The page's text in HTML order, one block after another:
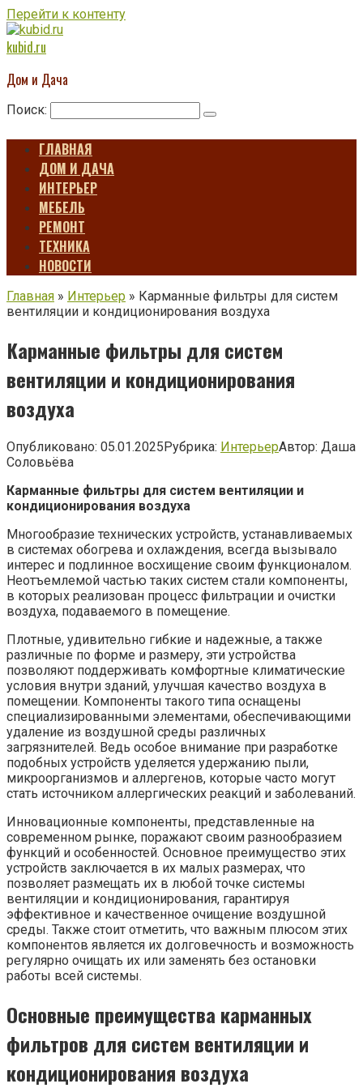
Перейти к контенту
kubid.ru
Дом и Дача
Поиск:
ГЛАВНАЯ
ДОМ И ДАЧА
ИНТЕРЬЕР
МЕБЕЛЬ
РЕМОНТ
ТЕХНИКА
НОВОСТИ
Главная » Интерьер » Карманные фильтры для систем
вентиляции и кондиционирования воздуха
Карманные фильтры для систем
вентиляции и кондиционирования
воздуха
Опубликовано: 05.01.2025Рубрика: ИнтерьерАвтор: Даша
Соловьёва
Карманные фильтры для систем вентиляции и
кондиционирования воздуха
Многообразие технических устройств, устанавливаемых
в системах обогрева и охлаждения, всегда вызывало
интерес и подлинное восхищение своим функционалом.
Неотъемлемой частью таких систем стали компоненты,
в которых реализован процесс фильтрации и очистки
воздуха, подаваемого в помещение.
Плотные, удивительно гибкие и надежные, а также
различные по форме и размеру, эти устройства
позволяют поддерживать комфортные климатические
условия внутри зданий, улучшая качество воздуха в
помещении. Компоненты такого типа оснащены
специализированными элементами, обеспечивающими
удаление из воздушной среды различных
загрязнителей. Ведь особое внимание при разработке
подобных устройств уделяется удержанию пыли,
микроорганизмов и аллергенов, которые часто могут
стать источником аллергических реакций и заболеваний.
Инновационные компоненты, представленные на
современном рынке, поражают своим разнообразием
функций и особенностей. Основное преимущество этих
устройств заключается в их малых размерах, что
позволяет размещать их в любой точке системы
вентиляции и кондиционирования, гарантируя
эффективное и качественное очищение воздушной
среды. Также стоит отметить, что важным плюсом этих
компонентов является их долговечность и возможность
регулярно очищать их или заменять без остановки
работы всей системы.
Основные преимущества карманных
фильтров для систем вентиляции и
кондиционирования воздуха